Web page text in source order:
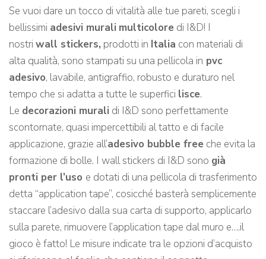
Se vuoi dare un tocco di vitalità alle tue pareti, scegli i
bellissimi adesivi murali multicolore di I&D! I
nostri wall stickers, prodotti in Italia con materiali di
alta qualità, sono stampati su una pellicola in pvc
adesivo, lavabile, antigraffio, robusto e duraturo nel
tempo che si adatta a tutte le superfici lisce.
Le decorazioni murali di I&D sono perfettamente
scontornate, quasi impercettibili al tatto e di facile
applicazione, grazie all’adesivo bubble free che evita la
formazione di bolle. I wall stickers di I&D sono già
pronti per l’uso e dotati di una pellicola di trasferimento
detta “application tape”, cosicché basterà semplicemente
staccare l’adesivo dalla sua carta di supporto, applicarlo
sulla parete, rimuovere l’application tape dal muro e….il
gioco è fatto! Le misure indicate tra le opzioni d’acquisto